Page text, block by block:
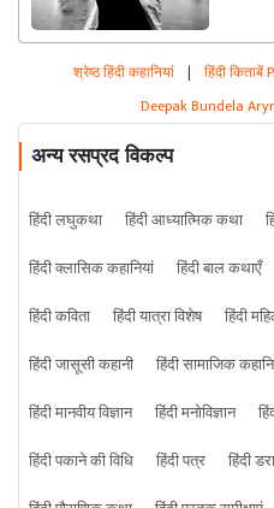
श्रेष्ठ हिंदी कहानियां | हिंदी किताबें
Deepak Bundela
अन्य रसप्रद विकल्प
हिंदी लघुकथा हिंदी आध्यात्मिक कथा
हिंदी क्लासिक कहानियां
हिंदी बाल कथाएँ
हिंदी कविता
हिंदी यात्रा विशेष हिंदी
हिंदी जासूसी कहानी
हिंदी सामाजिक
हिंदी मानवीय विज्ञान
हिंदी मनोविज्ञान
हिंदी पकाने की विधि
हिंदी पत्र हिंदी